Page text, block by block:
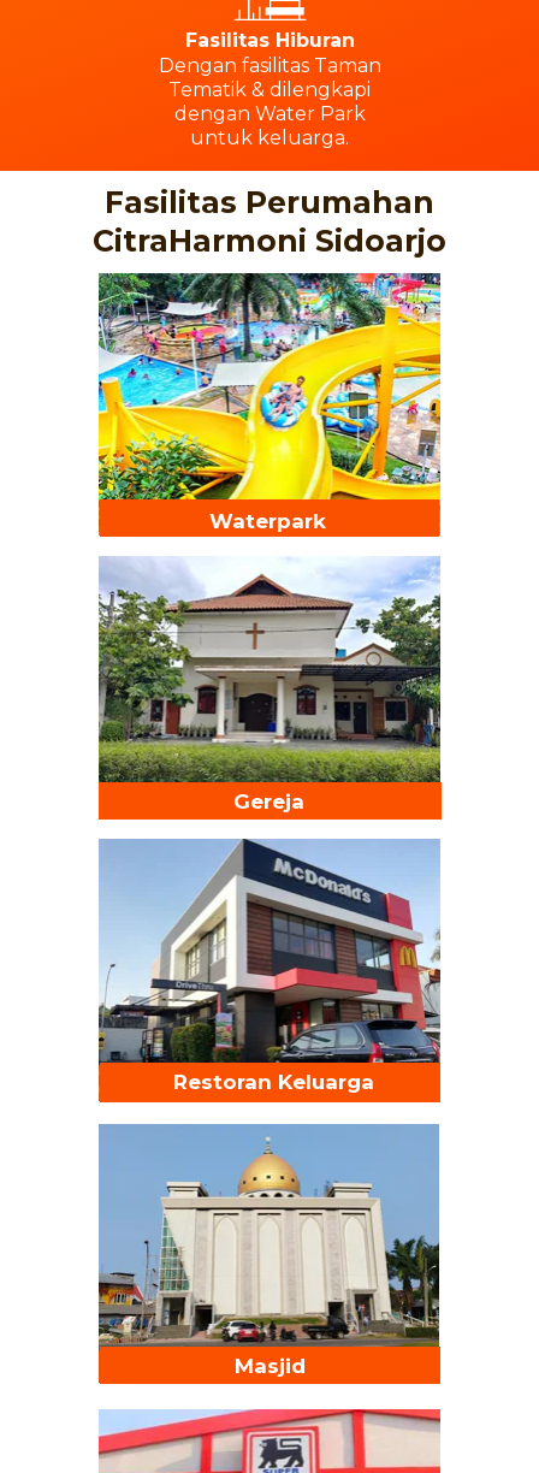
Fasilitas Hiburan
Dengan fasilitas Taman
Tematik & dilengkapi
dengan Water Park
untuk keluarga.
Fasilitas Perumahan
CitraHarmoni Sidoarjo
Waterpark
Restoran Keluarga
Gereja
Masjid